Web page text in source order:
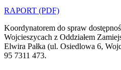
RAPORT (PDF)
Koordynatorem do spraw
Wojcieszycach z Oddziałem
Elwira Pałka (ul. Osiedlowa 6,
95 7311 473.